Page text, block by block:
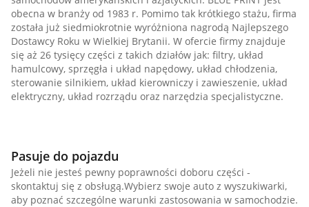
obecna w branży od 1983 r. Pomimo tak krótkiego stażu, firma
została już siedmiokrotnie wyróżniona nagrodą Najlepszego
Dostawcy Roku w Wielkiej Brytanii. W ofercie firmy znajduje
się aż 26 tysięcy części z takich działów jak: filtry, układ
hamulcowy, sprzęgła i układ napędowy, układ chłodzenia,
sterowanie silnikiem, układ kierowniczy i zawieszenie, układ
elektryczny, układ rozrządu oraz narzędzia specjalistyczne.
Pasuje do pojazdu
Jeżeli nie jesteś pewny poprawności doboru części -
skontaktuj się z obsługą.Wybierz swoje auto z wyszukiwarki,
aby poznać szczególne warunki zastosowania w samochodzie.